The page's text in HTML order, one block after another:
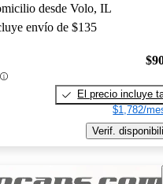
desde Volo, IL
envío de $135
El precio incluye
$1,782/
Verif.